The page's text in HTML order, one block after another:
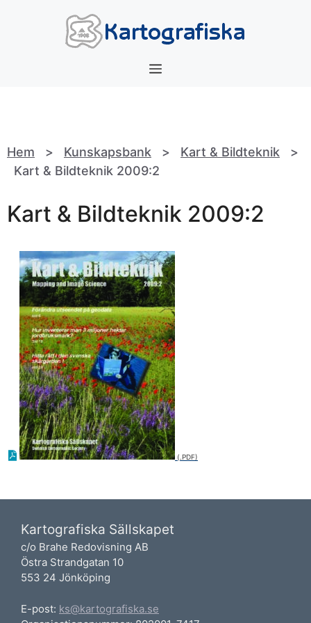
Meny
Hem > Kunskapsbank > Kart & Bildteknik >
Kart & Bildteknik 2009:2
Kart & Bildteknik 2009:2
Kartografiska Sällskapet
c/o Brahe Redovisning AB
Östra Strandgatan 10
553 24 Jönköping
E-post: ks@kartografiska.se